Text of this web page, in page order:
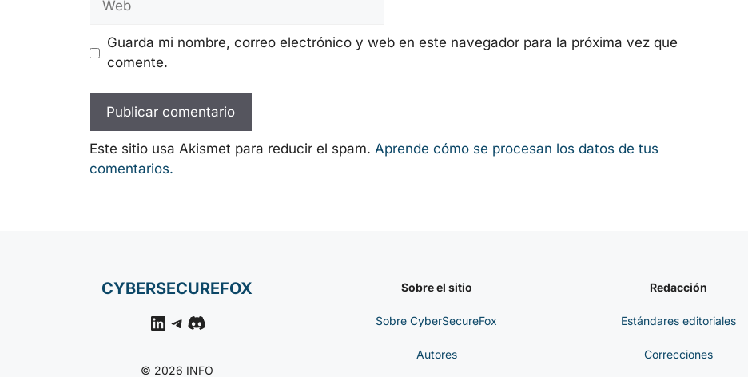
Guarda mi nombre, correo electrónico y web en este navegador para la próxima vez que
comente.
Este sitio usa Akismet para reducir el spam. Aprende cómo se procesan los datos de tus
comentarios.
CYBERSECUREFOX
LinkedIn
Telegram
Discord
© 2026 INFO
Sobre el sitio
Sobre CyberSecureFox
Autores
Redacción
Estándares editoriales
Correcciones